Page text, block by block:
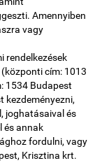
Amennyiben
vagy
rendelkezések
cím: 1013
1534 Budapest
kezdeményezni,
joghatásaival és
és annak
fordulni, vagy
Krisztina krt.